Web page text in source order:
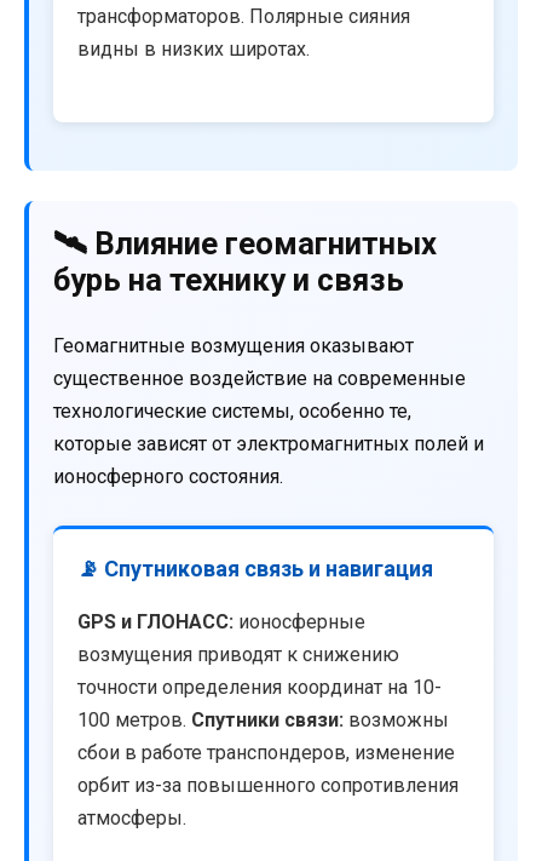
трансформаторов. Полярные сияния
видны в низких широтах.
🛰️ Влияние геомагнитных
бурь на технику и связь
Геомагнитные возмущения оказывают
существенное воздействие на современные
технологические системы, особенно те,
которые зависят от электромагнитных полей и
ионосферного состояния.
📡 Спутниковая связь и навигация
GPS и ГЛОНАСС: ионосферные
возмущения приводят к снижению
точности определения координат на 10-
100 метров. Спутники связи: возможны
сбои в работе транспондеров, изменение
орбит из-за повышенного сопротивления
атмосферы.